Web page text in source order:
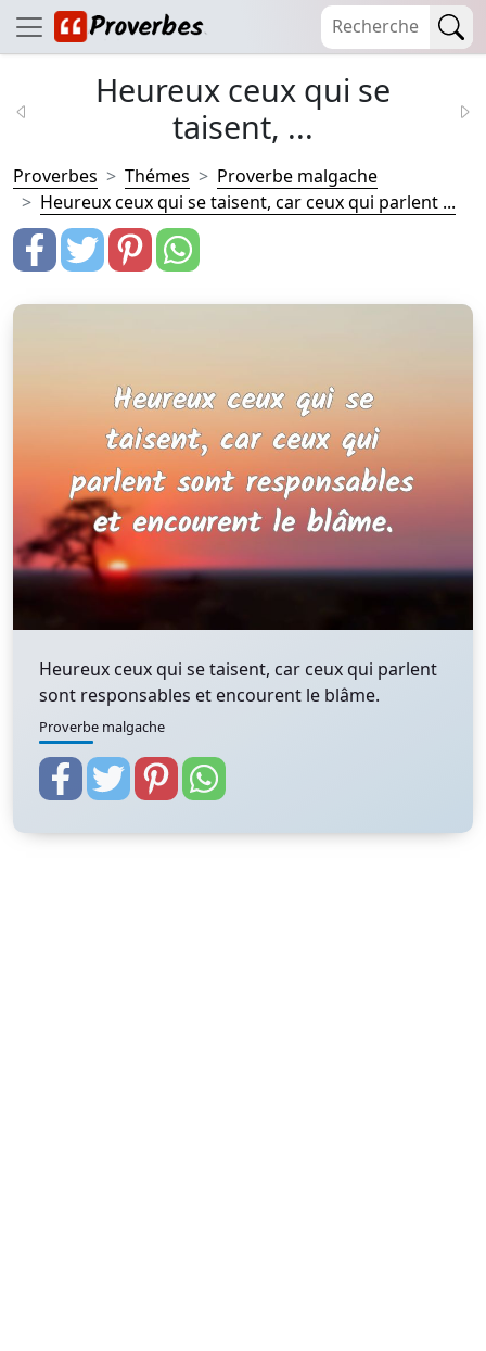
Heureux ceux qui se
taisent, ...
Proverbes Thémes
Proverbe malgache
Heureux ceux qui se taisent, car ceux qui parlent ...
Heureux ceux qui se taisent, car ceux qui parlent
sont responsables et encourent le blâme.
Proverbe malgache